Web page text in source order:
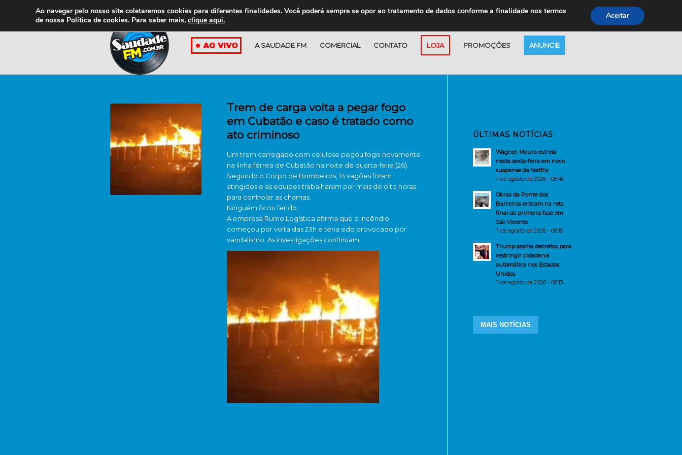
A SAUDADE FM COMERCIAL CONTATO LOJA PROMOÇÕES ANUNCIE
Trem de carga volta a pegar fogo
em Cubatão e caso é tratado como
ato criminoso
Um trem carregado com celulose pegou fogo novamente
na linha férrea de Cubatão na noite de quarta-feira (26).
Segundo o Corpo de Bombeiros, 13 vagões foram
atingidos e as equipes trabalharam por mais de oito horas
para controlar as chamas.
Ninguém ficou ferido.
A empresa Rumo Logística afirma que o incêndio
começou por volta das 23h e teria sido provocado por
vandalismo. As investigações continuam.
ÚLTIMAS NOTÍCIAS
Wagner Moura estreia
nesta sexta-feira em novo
suspense da Netflix
7 de agosto de 2026 - 08:46
Obras da Ponte dos
Barreiros entram na reta
final da primeira fase em
São Vicente
7 de agosto de 2026 - 08:15
Trump assina decretos para
restringir cidadania
automática nos Estados
Unidos
7 de agosto de 2026 - 08:13
MAIS NOTÍCIAS
Ao navegar pelo nosso site coletaremos cookies para diferentes finalidades. Você poderá sempre se opor ao tratamento de dados conforme a finalidade nos termos
de nossa Política de cookies. Para saber mais, clique aqui. Aceitar